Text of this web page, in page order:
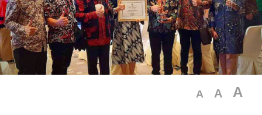
A A A